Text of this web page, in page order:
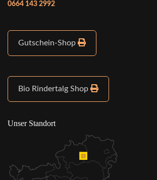
0664 143 2992
Gutschein-Shop
Bio Rindertalg Shop
Unser Standort